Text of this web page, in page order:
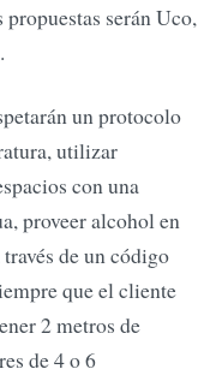
serán Uco,
un protocolo
utilizar
con una
proveer alcohol en
de un código
que el cliente
2 metros de
de 4 o 6